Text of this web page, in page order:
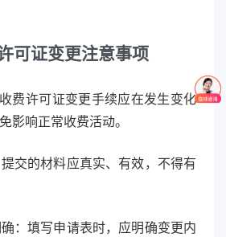
可证变更注意事项
费许可证变更手续应在发生变化
影响正常收费活动。
交的材料应真实、有效，不得有
：填写申请表时，应明确变更内